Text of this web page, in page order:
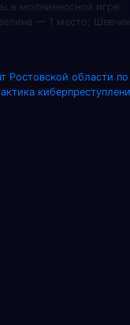
в молниеносной игре:
— 1 место;
Ростовской области